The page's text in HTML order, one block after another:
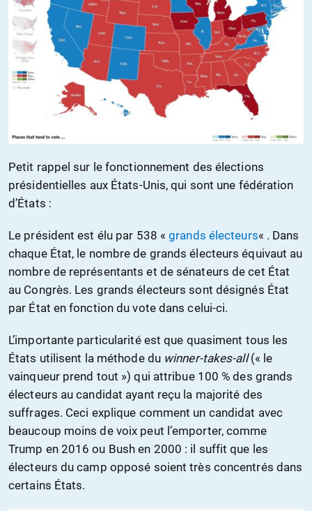
Petit rappel sur le fonctionnement des élections
présidentielles aux États-Unis, qui sont une fédération
d’États :
Le président est élu par 538 «grands électeurs« . Dans
chaque État, le nombre de grands électeurs équivaut au
nombre de représentants et de sénateurs de cet État
au Congrès. Les grands électeurs sont désignés État
par État en fonction du vote dans celui-ci.
L’importante particularité est que quasiment tous les
États utilisent la méthode du winner-takes-all(« le
vainqueur prend tout ») qui attribue 100 % des grands
électeurs au candidat ayant reçu la majorité des
suffrages. Ceci explique comment un candidat avec
beaucoup moins de voix peut l’emporter, comme
Trump en 2016 ou Bush en 2000 : il suffit que les
électeurs du camp opposé soient très concentrés dans
certains États.